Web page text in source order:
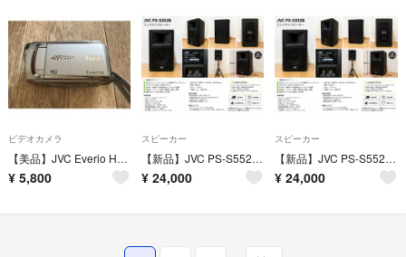
ビデオカメラ
【美品】JVC Everio HDDビデオカメラ GZ-MG840
¥ 5,800
スピーカー
【新品】JVC PS-S552B 業務用2ウェイスピーカー 130W
¥ 24,000
スピーカー
【新品】JVC PS-S552B 業務用2ウェイスピーカー 130W
¥ 24,000